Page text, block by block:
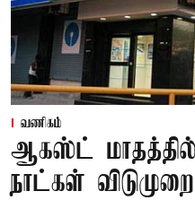
வணிகம்
ஆகஸ்ட் மாதத்தில்
நாட்கள் விடுமுறை